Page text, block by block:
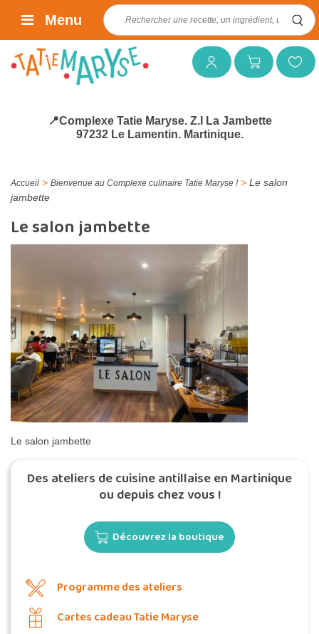
Mon compteMon panierMes favoris
Rechercher :
Menu
📍Complexe Tatie Maryse. Z.I La Jambette
97232 Le Lamentin. Martinique.
Accueil > Bienvenue au Complexe culinaire Tatie Maryse ! > Le salon
jambette
Le salon jambette
Le salon jambette
Des ateliers de cuisine antillaise en Martinique
ou depuis chez vous !
Découvrez la boutique
Programme des ateliers
Cartes cadeau Tatie Maryse